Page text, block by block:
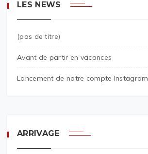
LES NEWS
(pas de titre)
Avant de partir en vacances
Lancement de notre compte Instagram
ARRIVAGE